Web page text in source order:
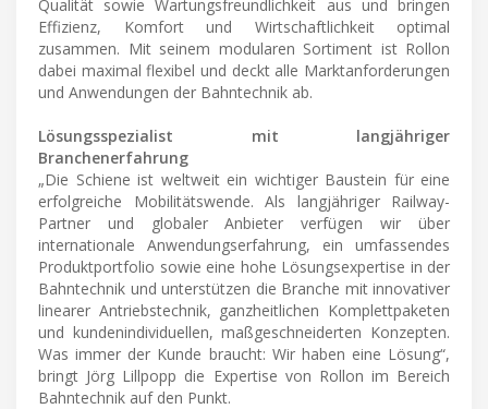
Qualität sowie Wartungsfreundlichkeit aus und bringen
Effizienz, Komfort und Wirtschaftlichkeit optimal
zusammen. Mit seinem modularen Sortiment ist Rollon
dabei maximal flexibel und deckt alle Marktanforderungen
und Anwendungen der Bahntechnik ab.
Lösungsspezialist mit langjähriger
Branchenerfahrung
„Die Schiene ist weltweit ein wichtiger Baustein für eine
erfolgreiche Mobilitätswende. Als langjähriger Railway-
Partner und globaler Anbieter verfügen wir über
internationale Anwendungserfahrung, ein umfassendes
Produktportfolio sowie eine hohe Lösungsexpertise in der
Bahntechnik und unterstützen die Branche mit innovativer
linearer Antriebstechnik, ganzheitlichen Komplettpaketen
und kundenindividuellen, maßgeschneiderten Konzepten.
Was immer der Kunde braucht: Wir haben eine Lösung“,
bringt Jörg Lillpopp die Expertise von Rollon im Bereich
Bahntechnik auf den Punkt.